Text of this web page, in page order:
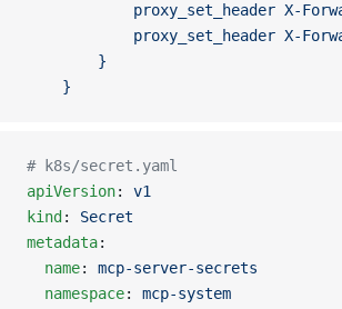
proxy_set_header X-
proxy_set_header X-
        }
    }
# k8s/secret.yaml
apiVersion: v1
kind : Secret
metadata:
  name
: mcp-server-secrets
  namespace
: mcp-system